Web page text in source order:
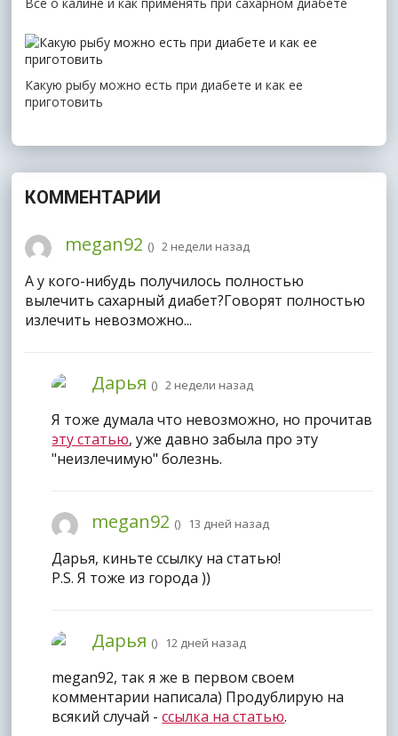
Все о калине и как применять при сахарном диабете
Какую рыбу можно есть при диабете и как ее
приготовить
КОММЕНТАРИИ
megan92 () 2 недели назад
А у кого-нибудь получилось полностью
вылечить сахарный диабет?Говорят полностью
излечить невозможно...
Дарья () 2 недели назад
Я тоже думала что невозможно, но прочитав
эту статью, уже давно забыла про эту
"неизлечимую" болезнь.
megan92 () 13 дней назад
Дарья, киньте ссылку на статью!
P.S. Я тоже из города))
Дарья () 12 дней назад
megan92, так я же в первом своем
комментарии написала) Продублирую на
всякий случай -ссылка на статью.